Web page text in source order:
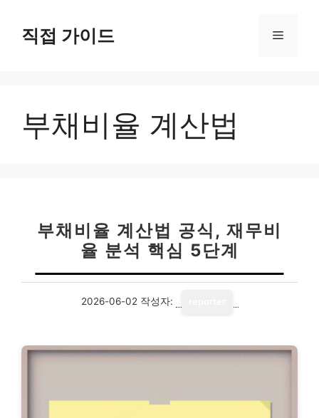
직접 가이드 메
부채비율 계산법
부채비율 계산법 공식, 재무비
율 분석 핵심 5단계
2026-06-02 작성자: